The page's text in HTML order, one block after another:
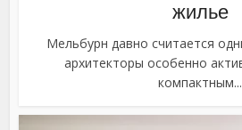
жилье
Мельбурн давно считается
архитекторы особенно
компактным...